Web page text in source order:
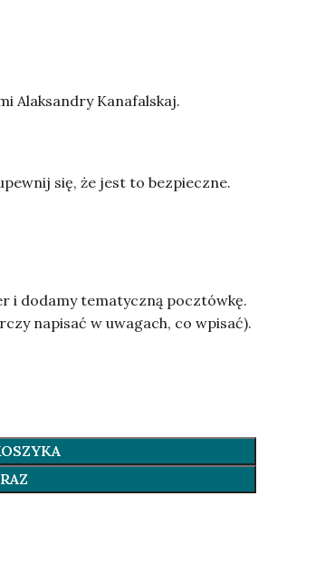
Alaksandry Kanafalskaj.
się, że jest to bezpieczne.
i dodamy tematyczną pocztówkę.
napisać w uwagach, co wpisać).